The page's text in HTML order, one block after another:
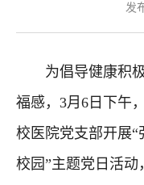
发
为倡导健康积
福感，3月6日下午
校医院党支部开展“
校园”主题党日活